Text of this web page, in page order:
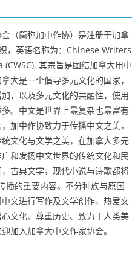
（简称加中作协）是注册于加拿
，英语名称为：Chinese Writers
其宗旨是团结加拿大用中
大是一个倡导多元文化的国家，
，以及多元文化的共融性，使用
。中文是世界上最复杂也最富有
加中作协致力于传播中文之美，
文化与文学之美，在加拿大多元
和发扬中文世界的传统文化和民
古典文学，现代小说与诗歌都将
播的重要内容。不分种族与原国
文进行写作及文学创作，热爱文
文化、尊重历史、致力于人类美
加入加拿大中文作家协会。